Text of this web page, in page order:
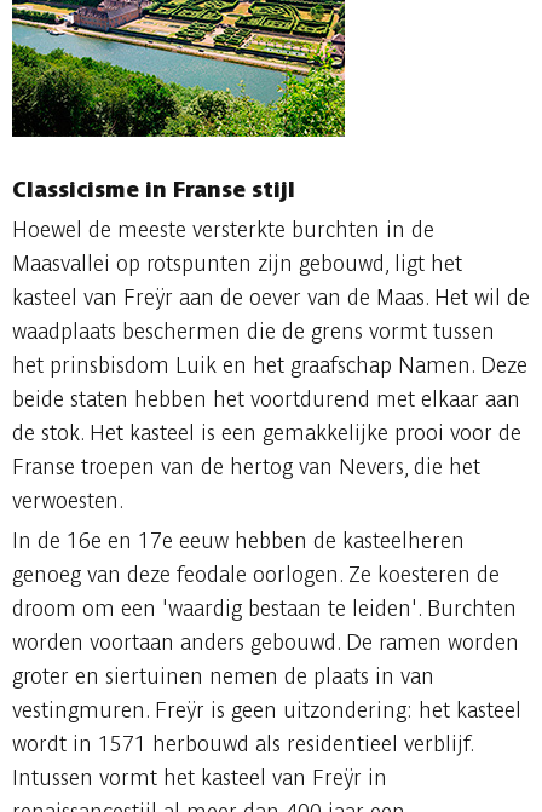
Classicisme in Franse stijl
Hoewel de meeste versterkte burchten in de
Maasvallei op rotspunten zijn gebouwd, ligt het
kasteel van Freÿr aan de oever van de Maas. Het wil de
waadplaats beschermen die de grens vormt tussen
het prinsbisdom Luik en het graafschap Namen. Deze
beide staten hebben het voortdurend met elkaar aan
de stok. Het kasteel is een gemakkelijke prooi voor de
Franse troepen van de hertog van Nevers, die het
verwoesten.
In de 16e en 17e eeuw hebben de kasteelheren
genoeg van deze feodale oorlogen. Ze koesteren de
droom om een 'waardig bestaan te leiden'. Burchten
worden voortaan anders gebouwd. De ramen worden
groter en siertuinen nemen de plaats in van
vestingmuren. Freÿr is geen uitzondering: het kasteel
wordt in 1571 herbouwd als residentieel verblijf.
Intussen vormt het kasteel van Freÿr in